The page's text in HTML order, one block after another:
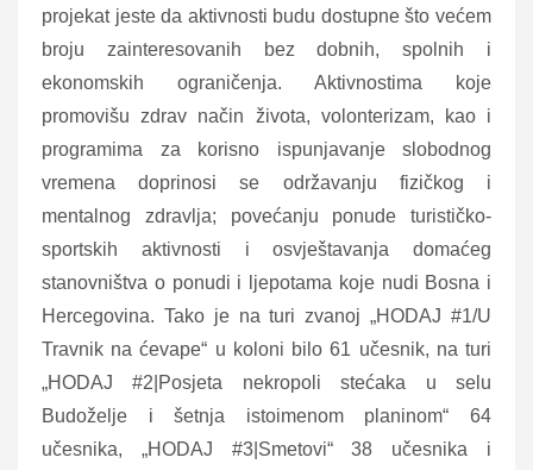
projekat jeste da aktivnosti budu dostupne što većem
broju zainteresovanih bez dobnih, spolnih i
ekonomskih ograničenja. Aktivnostima koje
promovišu zdrav način života, volonterizam, kao i
programima za korisno ispunjavanje slobodnog
vremena doprinosi se održavanju fizičkog i
mentalnog zdravlja; povećanju ponude turističko-
sportskih aktivnosti i osvještavanja domaćeg
stanovništva o ponudi i ljepotama koje nudi Bosna i
Hercegovina. Tako je na turi zvanoj „HODAJ #1/U
Travnik na ćevape“ u koloni bilo 61 učesnik, na turi
„HODAJ #2|Posjeta nekropoli stećaka u selu
Budoželje i šetnja istoimenom planinom“ 64
učesnika, „HODAJ #3|Smetovi“ 38 učesnika i